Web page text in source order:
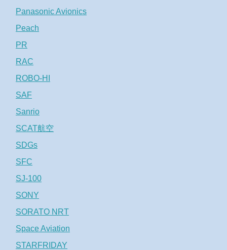
Panasonic Avionics
Peach
PR
RAC
ROBO-HI
SAF
Sanrio
SCAT航空
SDGs
SFC
SJ-100
SONY
SORATO NRT
Space Aviation
STARFRIDAY